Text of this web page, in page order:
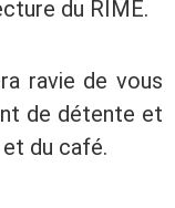
du RIME.
ravie de vous
de détente et
du café.